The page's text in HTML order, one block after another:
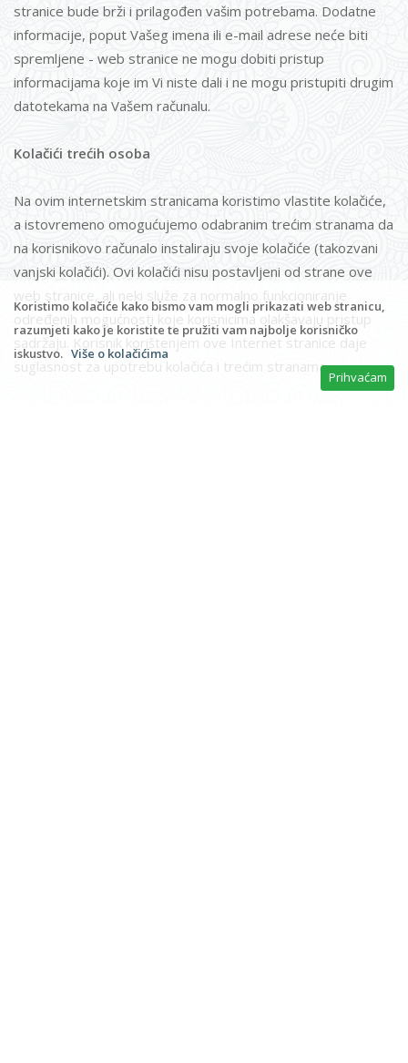
Koristimo kolačiće kako bismo vam mogli prikazati web stranicu,
razumjeti kako je koristite te pružiti vam najbolje korisničko
iskustvo. Više o kolačićima
Prihvaćam
stranice bude brži i prilagođen vašim potrebama. Dodatne
informacije, poput Vašeg imena ili e-mail adrese neće biti
spremljene - web stranice ne mogu dobiti pristup
informacijama koje im Vi niste dali i ne mogu pristupiti drugim
datotekama na Vašem računalu.
Kolačići trećih osoba
Na ovim internetskim stranicama koristimo vlastite kolačiće,
a istovremeno omogućujemo odabranim trećim stranama da
na korisnikovo računalo instaliraju svoje kolačiće (takozvani
vanjski kolačići). Ovi kolačići nisu postavljeni od strane ove
web stranice, ali neki služe za normalno funkcioniranje
određenih mogućnosti koje korisnicima olakšavaju pristup
sadržaju. Korisnik korištenjem ove Internet stranice daje
suglasnost za upotrebu kolačića i trećim stranama.